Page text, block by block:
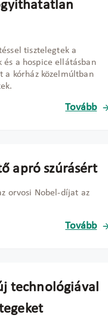
tisztelegtek a
és a hospice ellátásban
a kórház közelmúltban
Tovább
apró szúrásért
orvosi Nobel-díjat az
Tovább
technológiával